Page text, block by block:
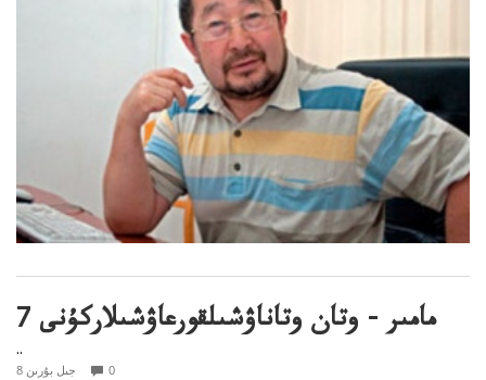
7 مامىر - وتان وتاناۋشىلقورعاۋشىلاركۇنى
..
8 جىل بۇرىن 0